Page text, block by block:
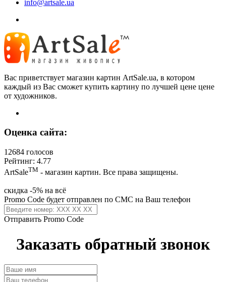
info@artsale.ua
Вас приветствует магазин картин ArtSale.ua, в котором
каждый из Вас сможет купить картину по лучшей цене цене
от художников.
Оценка сайта:
12684 голосов
Рейтинг: 4.77
ArtSaleТМ - магазин картин. Все права защищены.
скидка -5% на всё
Promo Code будет отправлен по СМС на Ваш телефон
Отправить Promo Code
Заказать обратный звонок